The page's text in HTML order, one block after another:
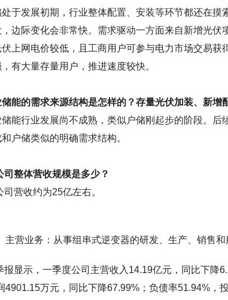
于发展初期，行业整体配置、安装等环节都还在
边际变化会非常快。需求驱动一方面来自新增光伏
上网电价较低，且工商用户可参与电力市场交易
有大量存量用户，推进速度较快。
能的需求来源结构是怎样的？存量光伏加装、新增
能行业发展尚不成熟，类似户储刚起步的阶段。
户储类似的明确需求结构。
整体营收规模是多少？
营收约为25亿左右。
主营业务：从事组串式逆变器的研发、生产、销售和
报显示，一季度公司主营收入14.19亿元，同比下降
4901.15万元，同比下降67.99%；负债率51.94%，